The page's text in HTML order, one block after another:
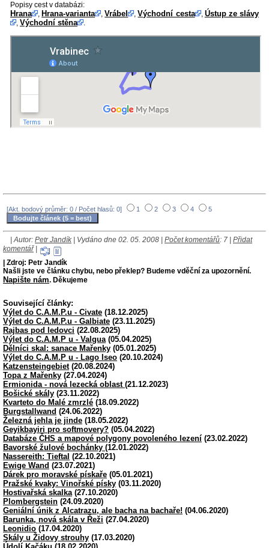
Popisy cest v databázi:
Hrana , Hrana-varianta ,Vrábel ,Východní cesta , Ústup ze slávy
, Východní stěna .
[Akt. bodový průměr: 0 / Počet hlasů: 0] 1 2 3 4 5
| Autor: Petr Jandík | Vydáno dne 02. 05. 2008 | Počet komentářů: 7 | Přidat
komentář|
| Zdroj: Petr Jandík
Našli jste ve článku chybu, nebo překlep? Budeme vděční za upozornění.
Napište nám. Děkujeme
Související články:
Výlet do C.A.M.P.u - Civate (18.12.2025)
Výlet do C.A.M.P.u - Galbiate (23.11.2025)
Rajbas pod ledovci (22.08.2025)
Výlet do C.A.M.P u - Valgua(05.04.2025)
Dělníci skal: sanace Mařenky (05.01.2025)
Výlet do C.A.M.P u - Lago Iseo (20.10.2024)
Katzensteingebiet(20.08.2024)
Topa z Mařenky (27.04.2024)
Ermionida - nová lezecká oblast (21.12.2023)
Bošické skály (23.11.2022)
Kvarteto do Malé zmrzlé (18.09.2022)
Burgstallwand (24.06.2022)
Železná jehla je jinde (18.05.2022)
Geyikbayiri pro softmovery? (05.04.2022)
Databáze ČHS a mapové polygony povoleného lezení (23.02.2022)
Bavorské žulové bochánky (12.01.2022)
Nassereith: Tieftal (22.10.2021)
Ewige Wand (23.07.2021)
Dárek pro moravské pískaře (05.01.2021)
Pražské kvaky: Vinořské písky (03.11.2020)
Hostivařská skalka(27.10.2020)
Plombergstein (24.09.2020)
Geniální únik z Alcatrazu, ale bacha na bachaře! (04.06.2020)
Barunka, nová skála v Řeži (27.04.2020)
Leonidio (17.04.2020)
Skály u Židovy strouhy (17.03.2020)